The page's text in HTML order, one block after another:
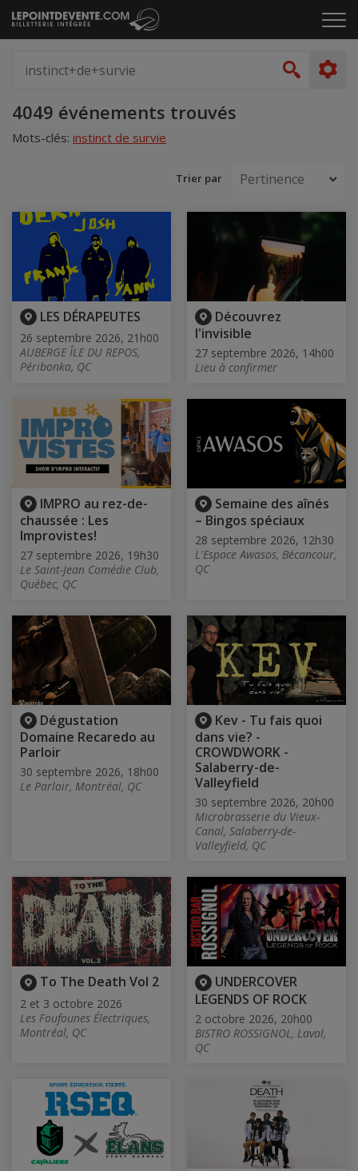
Passer
au
le
artiste,
Accueil
4049 événements trouvés
Mots-clés: instinct de survie
Trier par
LES DÉRAPEUTES
26 septembre 2026, 21h00
AUBERGE ÎLE DU REPOS,
Péribonka, QC
Découvrez
l'invisible
27 septembre 2026, 14h00
Lieu à confirmer
IMPRO au rez-de-
chaussée : Les
Improvistes!
27 septembre 2026, 19h30
Le Saint-Jean Comédie Club,
Québec, QC
Semaine des aînés
– Bingos spéciaux
28 septembre 2026, 12h30
L'Espace Awasos, Bécancour,
QC
Dégustation
Domaine Recaredo au
Parloir
30 septembre 2026, 18h00
Le Parloir, Montréal, QC
Kev - Tu fais quoi
dans vie? -
CROWDWORK -
Salaberry-de-
Valleyfield
30 septembre 2026, 20h00
Microbrasserie du Vieux-
Canal, Salaberry-de-
Valleyfield, QC
To The Death Vol 2
2 et 3 octobre 2026
Les Foufounes Électriques,
Montréal, QC
UNDERCOVER
LEGENDS OF ROCK
2 octobre 2026, 20h00
BISTRO ROSSIGNOL, Laval,
QC